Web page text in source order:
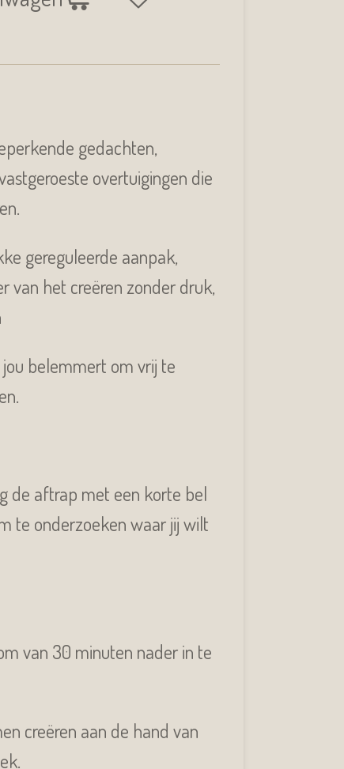
gedachten,
overtuigingen die
gereguleerde aanpak,
van het creëren zonder druk,
belemmert om vrij te
de aftrap met een korte bel
te onderzoeken waar jij wilt
van 30 minuten nader in te
creëren aan de hand van